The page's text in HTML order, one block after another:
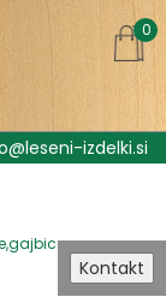
Kontakt
0
izdelki.si